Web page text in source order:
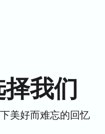
我们
美好而难忘的回忆